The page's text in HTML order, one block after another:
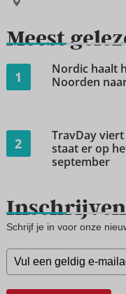
Meest
1
Nordic haalt
Noorden
2
TravDay
staat er op
september
Schrijf je in voor onze